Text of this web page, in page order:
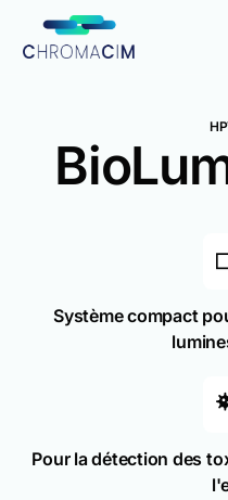
Système compact
Pour la détection des